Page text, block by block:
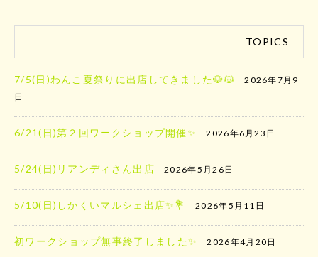
TOPICS
7/5(日)わんこ夏祭りに出店してきました🐶🐱
2026年7月9
日
6/21(日)第２回ワークショップ開催✨ 2026年6月23日
5/24(日)リアンディさん出店 2026年5月26日
5/10(日)しかくいマルシェ出店✨️💐 2026年5月11日
初ワークショップ無事終了しました✨ 2026年4月20日